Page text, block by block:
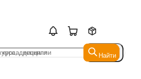
Найти
Найти